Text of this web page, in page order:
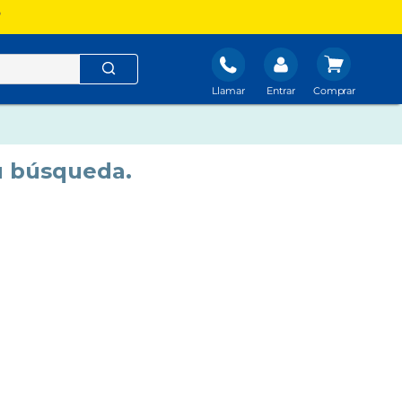
Llamar Entrar
búsqueda.